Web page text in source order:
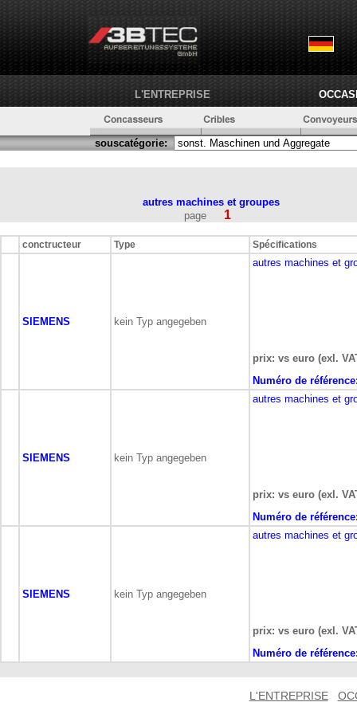
L'ENTREPRISE
souscatégorie:
autres machines et groupes
page
1
conctructeur Type Spécifications
SIEMENS kein Typ angegeben
autres machines et
prix: vs euro (exl.
Numéro de
SIEMENS kein Typ angegeben
autres machines et
prix: vs euro (exl.
Numéro de
SIEMENS kein Typ angegeben
autres machines et
prix: vs euro (exl.
Numéro de
L'ENTREPRISE